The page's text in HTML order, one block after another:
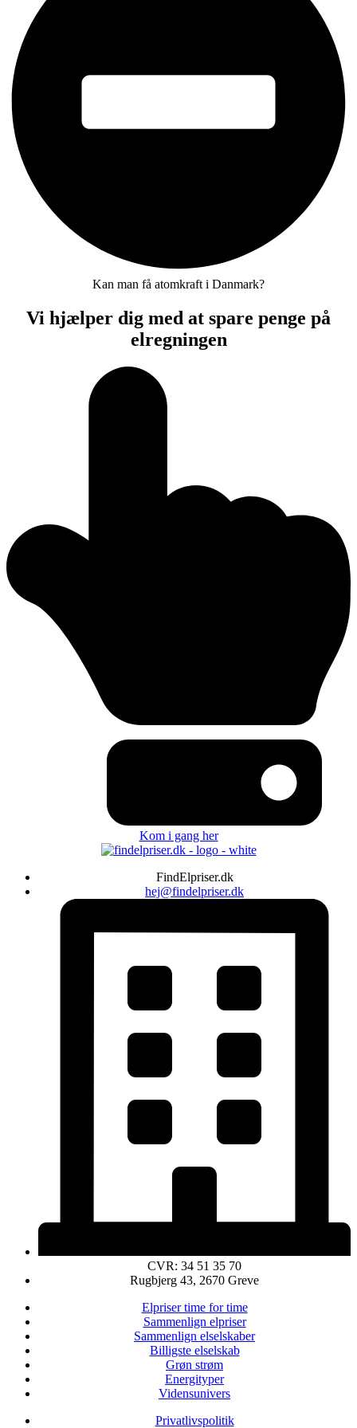
Kan man få atomkraft i Danmark?
Vi hjælper dig med at spare penge på
elregningen
Kom i gang her
FindElpriser.dk
hej@findelpriser.dk
CVR: 34 51 35 70
Rugbjerg 43, 2670 Greve
Elpriser time for time
Sammenlign elpriser
Sammenlign elselskaber
Billigste elselskab
Grøn strøm
Energityper
Vidensunivers
Privatlivspolitik